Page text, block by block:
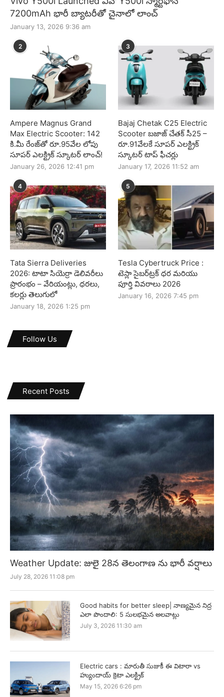
7200mAh భారీ బ్యాటరీతో చైనాలో లాంచ్
January 13, 2026 9:36 am
2
Ampere Magnus Grand
Max Electric Scooter: 142
కి.మీ రేంజ్‌తో రూ.95వేల లోపు
సూపర్ ఎలక్ట్రిక్ స్కూటర్ లాంచ్!
January 26, 2026 12:41 pm
3
Bajaj Chetak C25 Electric
Scooter బజాజ్ చేతక్ సీ25 –
రూ.91వేలకే సూపర్ ఎలక్ట్రిక్
స్కూటర్ టాప్ ఫీచర్లు
January 17, 2026 11:52 am
4
Tata Sierra Deliveries
2026: టాటా సియెర్రా డెలివరీలు
ప్రారంభం – వేరియంట్లు, ధరలు,
కలర్లు తెలుగులో
January 18, 2026 1:25 pm
5
Tesla Cybertruck Price :
టెస్లా సైబర్‌ట్రక్ ధర మరియు
పూర్తి వివరాలు 2026
January 16, 2026 7:45 pm
Follow Us
Recent Posts
Weather Update: జులై 28న తెలంగాణ ను భారీ వర్షాలు
July 28, 2026 11:08 pm
Good habits for better sleep| నాణ్యమైన నిద్ర
ఎలా పొందాలి: 5 సులభమైన అలవాట్లు
July 3, 2026 11:30 am
Electric cars : మారుతీ సుజుకీ ఈ విటారా vs
హ్యుందాయ్ క్రెటా ఎలక్ట్రిక్
May 15, 2026 6:26 pm